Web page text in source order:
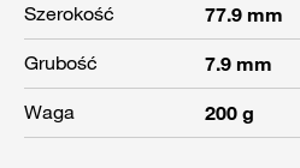
Szerokość
77.9 mm
Grubość
7.9 mm
Waga
200 g